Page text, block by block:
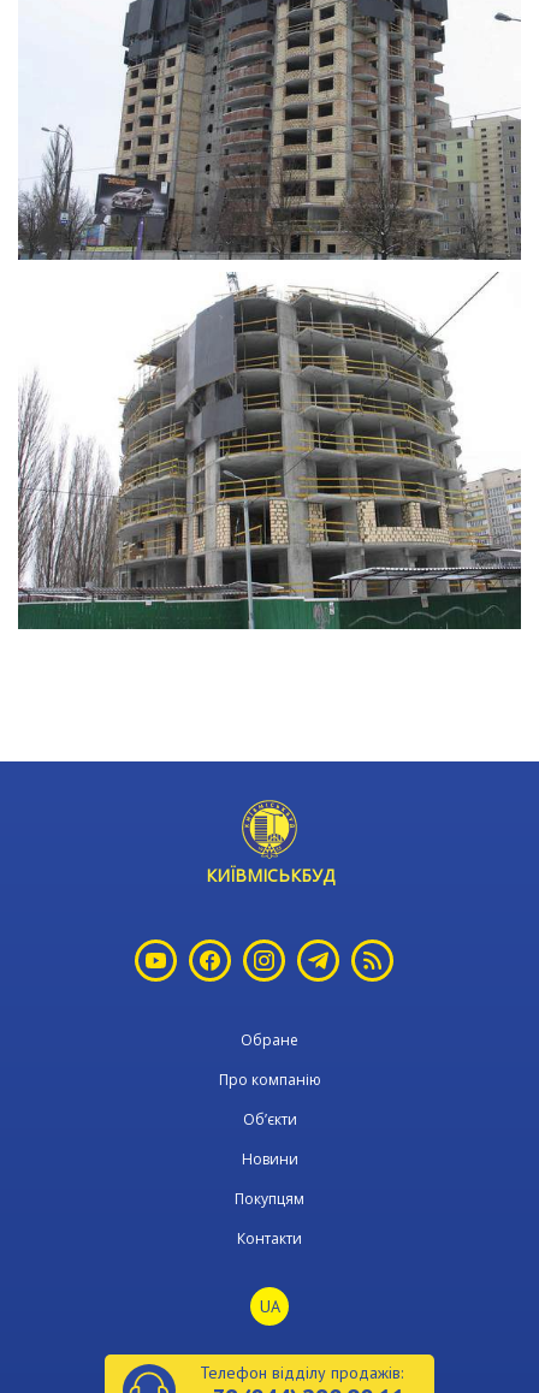
КИЇВМІСЬКБУД
Обране
Про компанію
Об’єкти
Новини
Покупцям
Контакти
UA
Телефон відділу продажів: